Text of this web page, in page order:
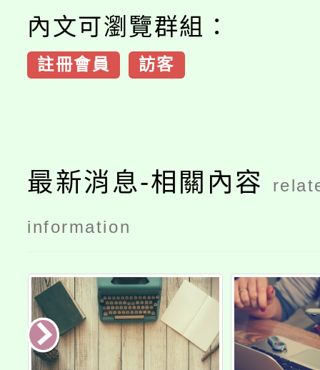
內文可瀏覽群組：
註冊會員 訪客
最新消息-相關內容
information